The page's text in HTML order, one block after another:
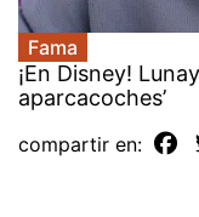
Fama
¡En Disney!
aparcacoches’
compartir en: